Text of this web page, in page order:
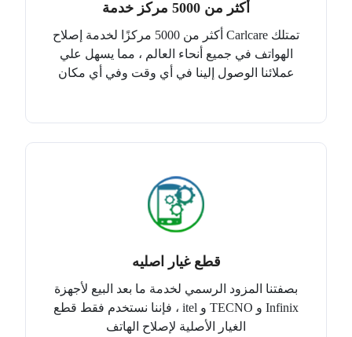
أكثر من 5000 مركز خدمة
تمتلك Carlcare أكثر من 5000 مركزًا لخدمة إصلاح
الهواتف في جميع أنحاء العالم ، مما يسهل علي
عملائنا الوصول إلينا في أي وقت وفي أي مكان
قطع غيار اصليه
بصفتنا المزود الرسمي لخدمة ما بعد البيع لأجهزة
Infinix و TECNO و itel ، فإننا نستخدم فقط قطع
الغيار الأصلية لإصلاح الهاتف